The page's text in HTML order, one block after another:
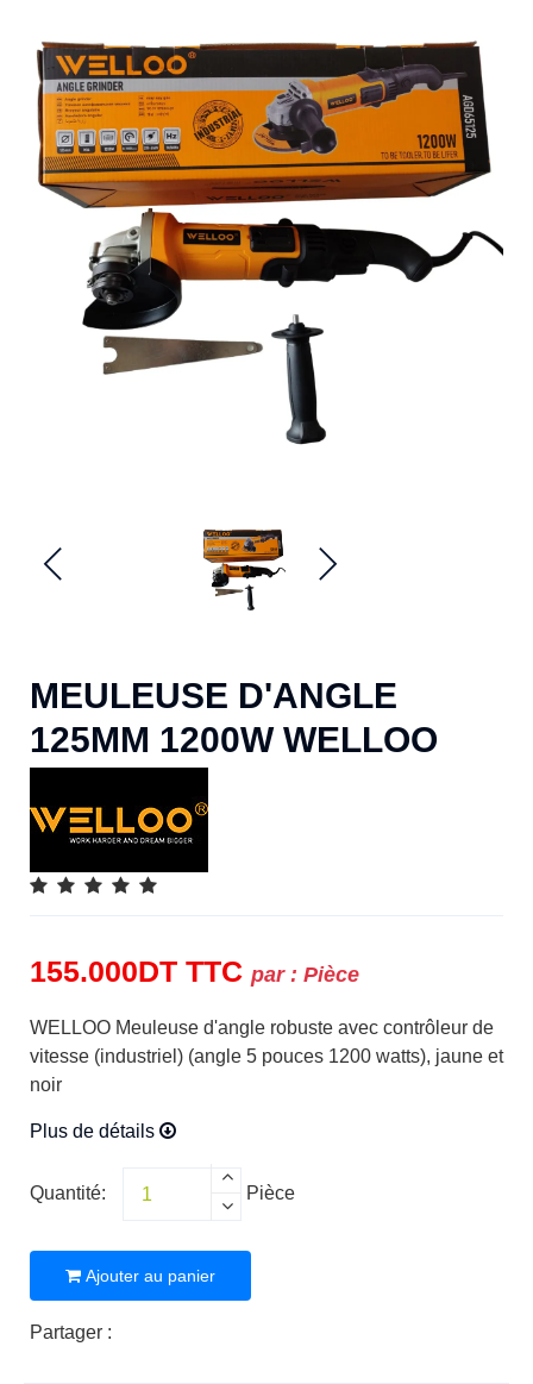
MEULEUSE D'ANGLE
125MM 1200W WELLOO
155.000DT TTC par : Pièce
WELLOO Meuleuse d'angle robuste avec contrôleur de
vitesse (industriel) (angle 5 pouces 1200 watts), jaune et
noir
Plus de détails
Quantité: Pièce
Ajouter au panier
Partager :